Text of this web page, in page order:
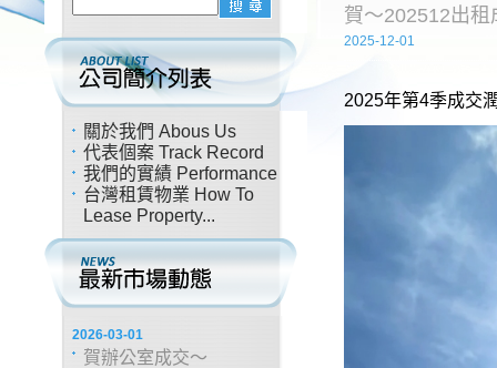
關於我們 Abous Us
代表個案 Track Record
我們的實績 Performance
台灣租賃物業 How To
Lease Property...
2026-03-01
賀辦公室成交～
賀～202512出租
2025-12-01
2025年第4季成交